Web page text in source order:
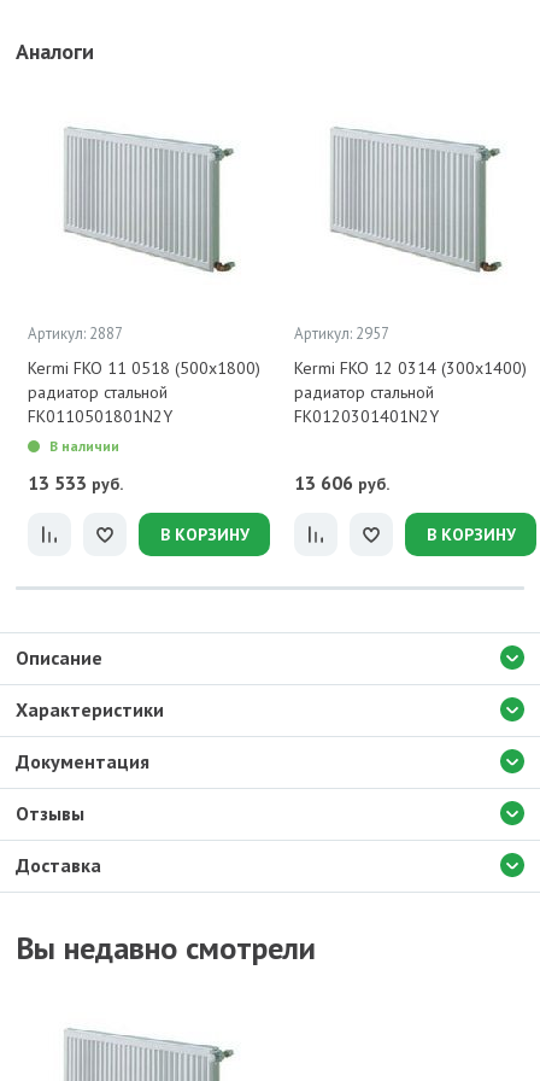
Аналоги
Артикул: 2887
Kermi FKO 11 0518 (500x1800)
радиатор стальной
FK0110501801N2Y
В наличии
13 533 руб.
В КОРЗИНУ
Артикул: 2957
Kermi FKO 12 0314 (300x1400)
радиатор стальной
FK0120301401N2Y
13 606 руб.
В КОРЗИНУ
Доставка
Описание
Характеристики
Документация
Отзывы
Вы недавно смотрели